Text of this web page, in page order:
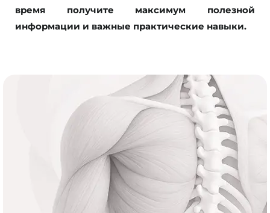
время получите максимум полезной
информации и важные практические навыки.